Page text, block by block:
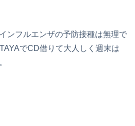
ンフルエンザの予防接種は無理で
でCD借りて大人しく週末は